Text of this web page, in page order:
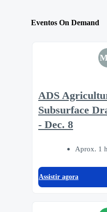
Eventos On Demand
ADS
Subsurface
- Dec. 8
Aprox. 1
Assistir agora